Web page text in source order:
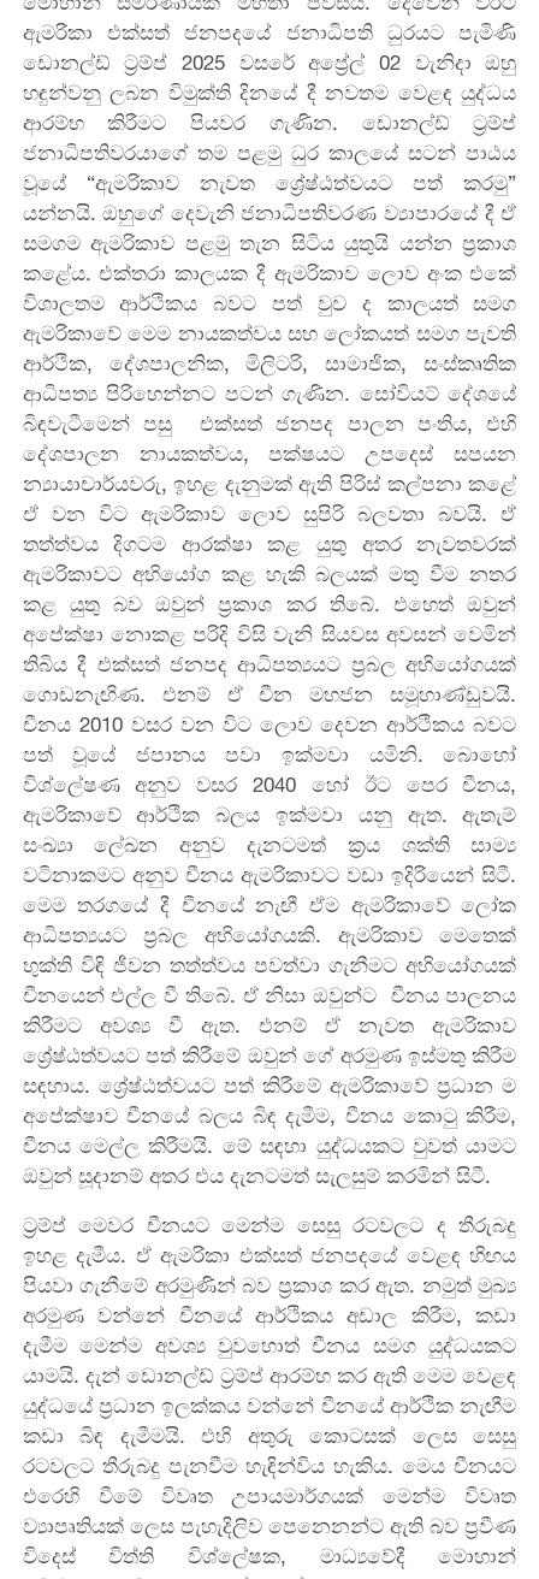
ඇමරිකා එක්සත් ජනපදයේ ජනාධිපති ධුරයට පැමිණි
ඩොනල්ඩ් ට්‍රම්ප් 2025 වසරේ අප්‍රේල් 02 වැනිදා ඔහු
හඳුන්වනු ලබන විමුක්ති දිනයේ දී නවතම වෙළඳ යුද්ධය
ආරම්භ කිරීමට පියවර ගැණින. ඩොනල්ඩ් ට්‍රම්ප්
ජනාධිපතිවරයාගේ තම පළමු ධුර කාලයේ සටන් පාඨය
වූයේ “ඇමරිකාව නැවත ශ්‍රේෂ්ඨත්වයට පත් කරමු”
යන්නයි. ඔහුගේ දෙවැනි ජනාධිපතිවරණ ව්‍යාපාරයේ දී ඒ
සමගම ඇමරිකාව පළමු තැන සිටිය යුතුයි යන්න ප්‍රකාශ
කළේය. එක්තරා කාලයක දී ඇමරිකාව ලොව අංක එකේ
විශාලතම ආර්ථිකය බවට පත් වුව ද කාලයත් සමග
ඇමරිකාවේ මෙම නායකත්වය සහ ලෝකයත් සමග පැවති
ආර්ථික, දේශපාලනික, මිලිටරි, සාමාජික, සංස්කෘතික
ආධිපත්‍ය පිරිහෙන්නට පටන් ගැණින. සෝවියට් දේශයේ
බිඳවැටීමෙන් පසු එක්සත් ජනපද පාලන පංතිය, එහි
දේශපාලන නායකත්වය, පක්ෂයට උපදෙස් සපයන
න්‍යායාචාර්යවරු, ඉහළ දැනුමක් ඇති පිරිස් කල්පනා කළේ
ඒ වන විට ඇමරිකාව ලොව සුපිරි බලවතා බවයි. ඒ
තත්ත්වය දිගටම ආරක්ෂා කළ යුතු අතර නැවතවරක්
ඇමරිකාවට අභියෝග කළ හැකි බලයක් මතු වීම නතර
කළ යුතු බව ඔවුන් ප්‍රකාශ කර තිබේ. එහෙත් ඔවුන්
අපේක්ෂා නොකළ පරිදි විසි වැනි සියවස අවසන් වෙමින්
තිබිය දී එක්සත් ජනපද ආධිපත්‍යයට ප්‍රබල අභි‍යෝගයක්
ගොඩනැඟිණ. එනම් ඒ චීන මහජන සමූහාණ්ඩුවයි.
චීනය 2010 වසර වන විට ලොව දෙවන ආර්ථිකය බවට
පත් වූයේ ජපානය පවා ඉක්මවා යමිනි. බොහෝ
විශ්ලේෂණ අනුව වසර 2040 හෝ ඊට පෙර චීනය,
ඇමරිකාවේ ආර්ථික බලය ඉක්මවා යනු ඇත. ඇතැම්
සංඛ්‍යා ලේඛන අනුව දැනටමත් ක්‍රය ශක්ති සාම්‍ය
වටිනාකමට අනුව චීනය ඇමරිකාවට වඩා ඉදිරියෙන් සිටී.
මෙම තරගයේ දී චීනයේ නැඟී ඒම ඇමරිකාවේ ලෝක
ආධිපත්‍යයට ප්‍රබල අභියෝගයකි. ඇමරිකාව මෙතෙක්
භුක්ති විඳි ජීවන තත්ත්වය පවත්වා ගැනීමට අභියෝගයක්
චීනයෙන් එල්ල වී තිබේ. ඒ නිසා ඔවුන්ට චීනය පාලනය
කිරීමට අවශ්‍ය වී ඇත. එනම් ඒ නැවත ඇමරිකාව
ශ්‍රේෂ්ඨත්වයට පත් කිරීමේ ඔවුන් ගේ අරමුණ ඉස්මතු කිරීම
සඳහාය. ශ්‍රේෂ්ඨත්වයට පත් කිරීමේ ඇමරිකාවේ ප්‍රධාන ම
අපේක්ෂාව චීනයේ බලය බිඳ දැමීම, චීනය කොටු කිරීම,
චීනය මෙල්ල කිරීමයි. මේ සඳහා යුද්ධයකට වුවත් යාමට
ඔවුන් සූදානම් අතර එය දැනටමත් සැලසුම් කරමින් සිටී.
‍ට්‍රම්ප් මෙවර චීනයට මෙන්ම සෙසු රටවලට ද තීරුබදු
ඉහළ දැමීය. ඒ ඇමරිකා එක්සත් ජනපදයේ වෙළඳ හිඟය
පියවා ගැනීමේ අරමුණින් බව ප්‍රකාශ කර ඇත. නමුත් මුඛ්‍ය
අරමුණ ‍වන්නේ චීනයේ ආර්ථිකය අඩාල කිරීම, කඩා
දැමීම මෙන්ම අවශ්‍ය වුවහොත් චීනය සමග යුද්ධයකට
යාමයි. දැන් ඩොනල්ඩ් ට්‍රම්ප් ආරම්භ කර ඇති මෙම වෙළඳ
යුද්ධයේ ප්‍රධාන ඉලක්කය වන්නේ චීනයේ ආර්ථික නැඟීම
කඩා බිඳ දැමීමයි. එහි අතුරු කොටසක් ලෙස සෙසු
රටවලට තීරුබදු පැනවීම හැඳින්විය හැකිය. මෙය චීනයට
එරෙහි වීමේ විවෘත උපායමාර්ගයක් මෙන්ම විවෘත
ව්‍යාපෘතියක් ලෙස පැහැදිලිව පෙනෙනන්ට ඇති බව ප්‍රවීණ
විදෙස් විත්ති විශ්ලේෂක, මාධ්‍යවේදී මො‍හාන්